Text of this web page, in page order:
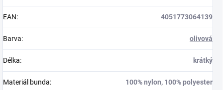
EAN: 4051773064139
Barva: olivová
Délka: krátký
Materiál bunda: 100% nylon, 100% polyester